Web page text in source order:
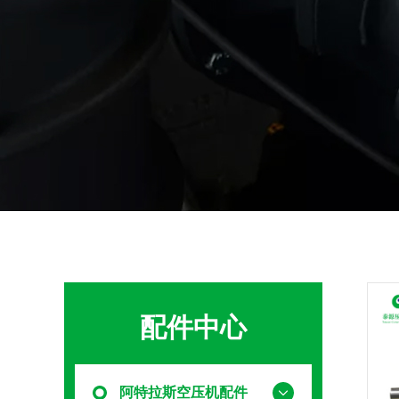
配件中心
阿特拉斯空压机配件